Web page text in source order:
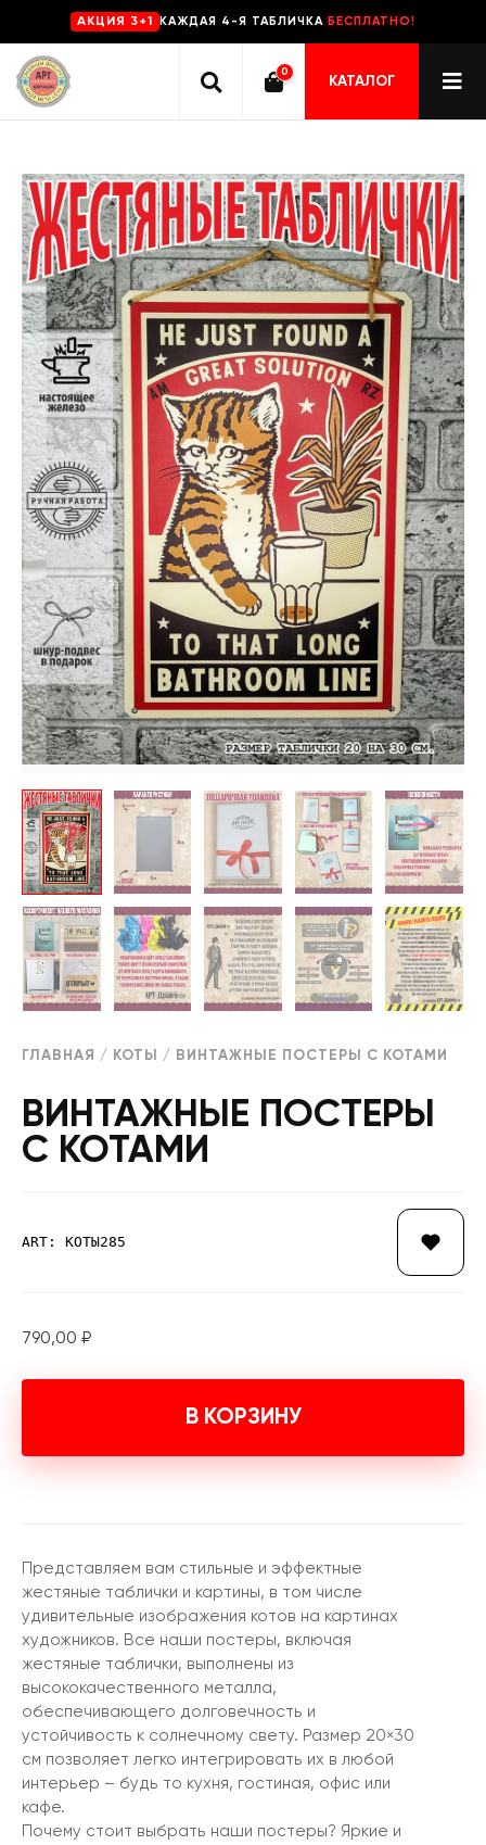
AKЦИЯ 3+1 КАЖДАЯ 4-Я ТАБЛИЧКА БЕСПЛАТНО!
0
КАТАЛОГ
ГЛАВНАЯ / КОТЫ / ВИНТАЖНЫЕ ПОСТЕРЫ С КОТАМИ
ВИНТАЖНЫЕ ПОСТЕРЫ
С КОТАМИ
ART: КОТЫ285
790,00 ₽
В КОРЗИНУ
Представляем вам стильные и эффектные
жестяные таблички и картины, в том числе
удивительные изображения котов на картинах
художников. Все наши постеры, включая
жестяные таблички, выполнены из
высококачественного металла,
обеспечивающего долговечность и
устойчивость к солнечному свету. Размер 20×30
см позволяет легко интегрировать их в любой
интерьер – будь то кухня, гостиная, офис или
кафе.
Почему стоит выбрать наши постеры? Яркие и